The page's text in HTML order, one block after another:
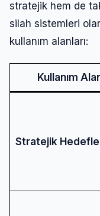
stratejik hem de
silah sistemleri
kullanım alanları:
Kullanım
Stratejik